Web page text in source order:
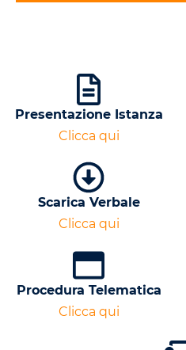
Presentazione Istanza
Clicca qui
Scarica Verbale
Clicca qui
Procedura Telematica
Clicca qui